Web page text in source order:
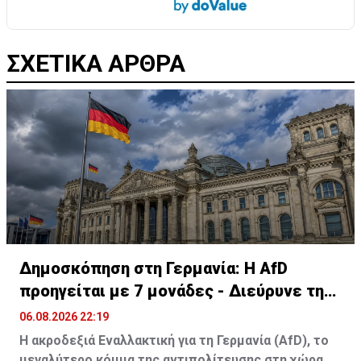
ΣΧΕΤΙΚΑ ΑΡΘΡΑ
Δημοσκόπηση στη Γερμανία: Η AfD
προηγείται με 7 μονάδες - Διεύρυνε τη
διαφορά
06.08.2026 22:19
Η ακροδεξιά Εναλλακτική για τη Γερμανία (AfD), το